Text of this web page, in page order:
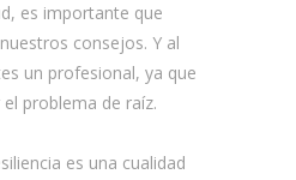
es importante que
consejos. Y al
un profesional, ya que
problema de raíz.
es una cualidad